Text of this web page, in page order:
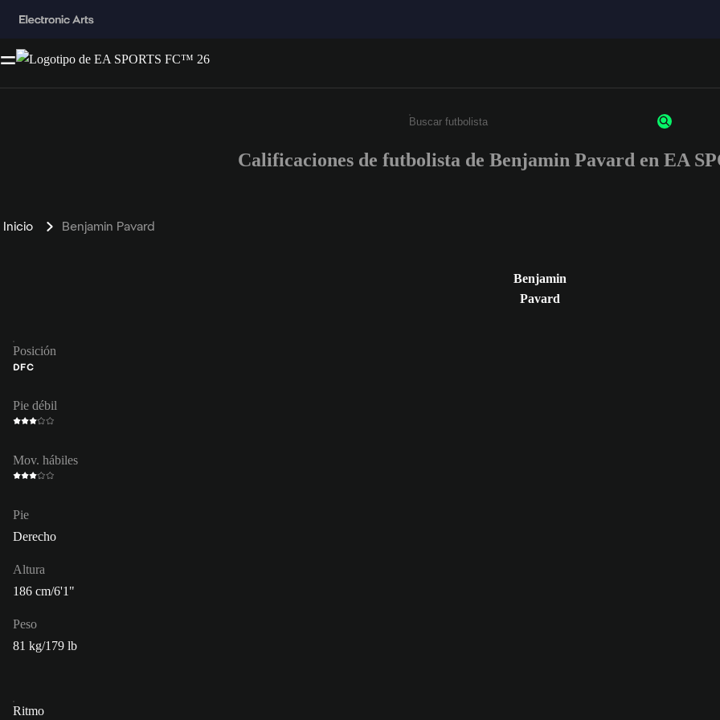
Ingresa un mínimo de 3 caracteres o números
Calificaciones de futbolista de Benjamin Pavard en EA
Inicio Benjamin Pavard
Benjamin
Pavard
Posición
DFC
Pie débil
Mov. hábiles
Pie
Derecho
Altura
186 cm/6'1"
Peso
81 kg/179 lb
Ritmo